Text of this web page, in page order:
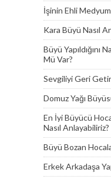
İşinin Ehli Medyum
Kara Büyü Nasıl
Büyü Yapıldığını
Mü Var?
Sevgiliyi Geri
Domuz Yağı
En İyi Büyücü
Nasıl Anlayabiliriz?
Büyü Bozan
Erkek Arkadaşa